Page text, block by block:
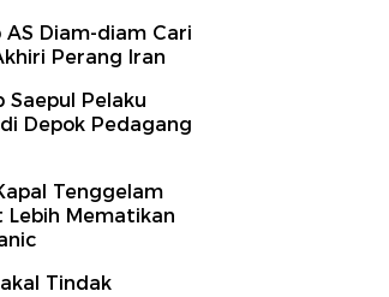
AS Diam-diam Cari
Perang Iran
Saepul Pelaku
Depok Pedagang
Tenggelam
Lebih Mematikan
Tindak